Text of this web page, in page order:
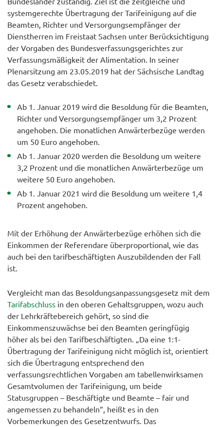
systemgerechte Übertragung der Tarifeinigung auf die
Beamten, Richter und Versorgungsempfänger der
Dienstherren im Freistaat Sachsen unter Berücksichtigung
der Vorgaben des Bundesverfassungsgerichtes zur
Verfassungsmäßigkeit der Alimentation. In seiner
Plenarsitzung am 23.05.2019 hat der Sächsische Landtag
das Gesetz verabschiedet.
Ab 1. Januar 2019 wird die Besoldung für die Beamten,
Richter und Versorgungsempfänger um 3,2 Prozent
angehoben. Die monatlichen Anwärterbezüge werden
um 50 Euro angehoben.
Ab 1. Januar 2020 werden die Besoldung um weitere
3,2 Prozent und die monatlichen Anwärterbezüge um
weitere 50 Euro angehoben.
Ab 1. Januar 2021 wird die Besoldung um weitere 1,4
Prozent angehoben.
Mit der Erhöhung der Anwärterbezüge erhöhen sich die
Einkommen der Referendare überproportional, wie das
auch bei den tarifbeschäftigten Auszubildenden der Fall
ist.
Vergleicht man das Besoldungsanpassungsgesetz mit dem
Tarifabschluss in den oberen Gehaltsgruppen, wozu auch
der Lehrkräftebereich gehört, so sind die
Einkommenszuwächse bei den Beamten geringfügig
höher als bei den Tarifbeschäftigten. „Da eine 1:1-
Übertragung der Tarifeinigung nicht möglich ist, orientiert
sich die Übertragung entsprechend den
verfassungsrechtlichen Vorgaben am tabellenwirksamen
Gesamtvolumen der Tarifeinigung, um beide
Statusgruppen – Beschäftigte und Beamte – fair und
angemessen zu behandeln“, heißt es in den
Vorbemerkungen des Gesetzentwurfs. Das